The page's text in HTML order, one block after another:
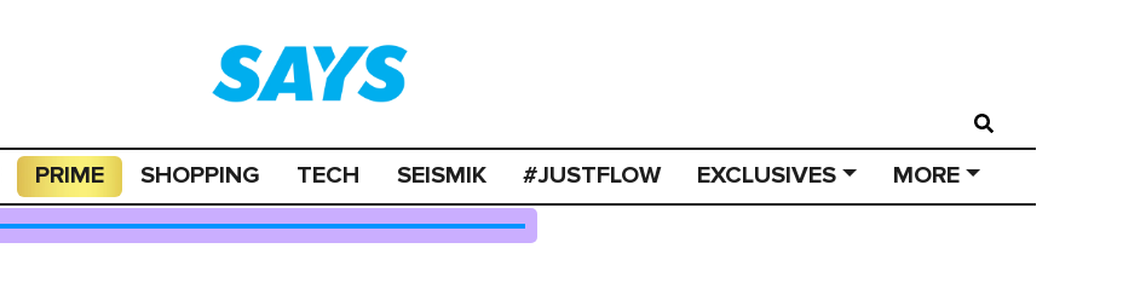
PRIME SHOPPING TECH SEISMIK #JUSTFLOW EXCLUSIVES MORE